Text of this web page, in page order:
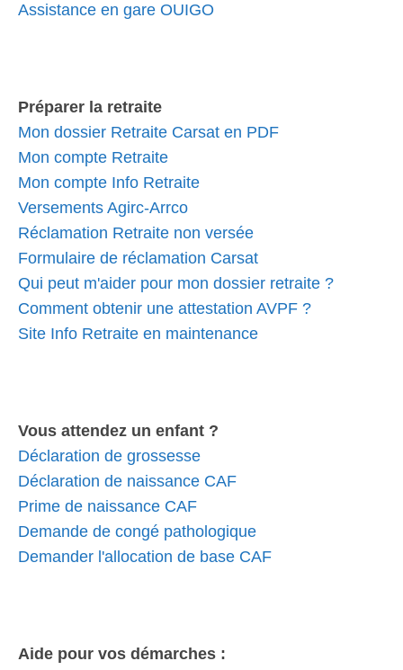
Assistance en gare OUIGO
Préparer la retraite
Mon dossier Retraite Carsat en PDF
Mon compte Retraite
Mon compte Info Retraite
Versements Agirc-Arrco
Réclamation Retraite non versée
Formulaire de réclamation Carsat
Qui peut m'aider pour mon dossier retraite ?
Comment obtenir une attestation AVPF ?
Site Info Retraite en maintenance
Vous attendez un enfant ?
Déclaration de grossesse
Déclaration de naissance CAF
Prime de naissance CAF
Demande de congé pathologique
Demander l'allocation de base CAF
Aide pour vos démarches :